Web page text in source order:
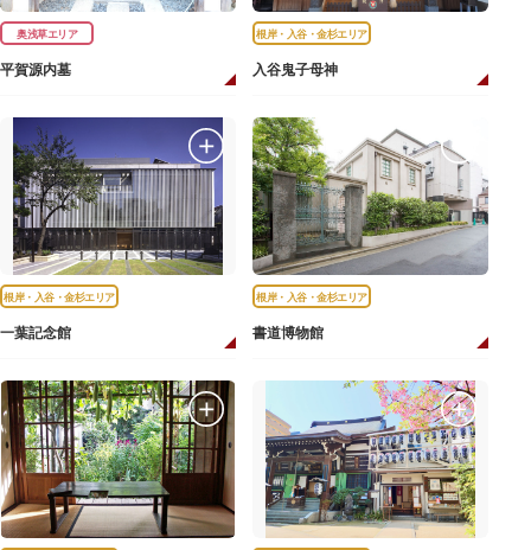
奥浅草エリア
平賀源内墓
根岸・入谷・金杉エリア
入谷鬼子母神
根岸・入谷・金杉エリア
一葉記念館
根岸・入谷・金杉エリア
書道博物館